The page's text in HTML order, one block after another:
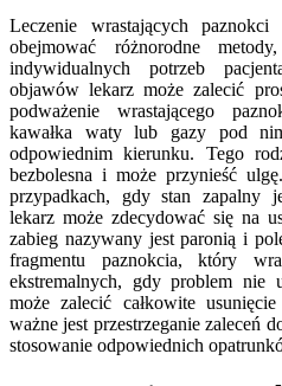
Leczenie wrastających
obejmować różnorodne
indywidualnych potrzeb
objawów lekarz może zalecić
podważenie wrastającego
kawałka waty lub gazy pod
odpowiednim kierunku. Tego
bezbolesna i może przynieść
przypadkach, gdy stan zapalny
lekarz może zdecydować się na
zabieg nazywany jest paronią i
fragmentu paznokcia, który
ekstremalnych, gdy problem nie
może zalecić całkowite
ważne jest przestrzeganie zaleceń
stosowanie odpowiednich